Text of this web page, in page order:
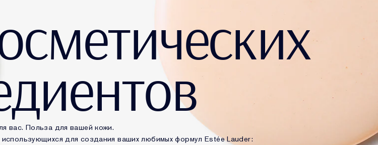
вас. Польза для вашей кожи.
для создания ваших любимых формул Estée Lauder: